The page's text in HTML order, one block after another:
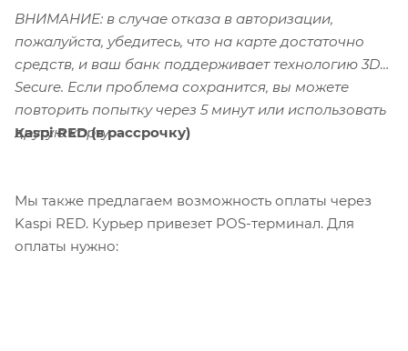
ВНИМАНИЕ: в случае отказа в авторизации,
пожалуйста, убедитесь, что на карте достаточно
средств, и ваш банк поддерживает технологию 3D-
Secure. Если проблема сохранится, вы можете
повторить попытку через 5 минут или использовать
другую карту.
Kaspi RED (в рассрочку)
Мы также предлагаем возможность оплаты через
Kaspi RED. Курьер привезет POS-терминал. Для
оплаты нужно: